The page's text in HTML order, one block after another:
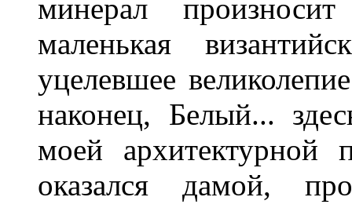
минерал
маленькая
уцелевшее
наконец, Белый...
моей архитектурной
оказался дамой,